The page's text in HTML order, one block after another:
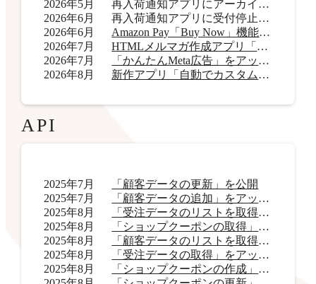
2026年5月
再入荷通知アプリにアーカイブ機能を追加
2026年6月
再入荷通知アプリに受付停止表示機能を追加
2026年6月
Amazon Pay「Buy Now」機能をアップデート
2026年7月
HTMLメルマガ作成アプリ「AI HTMLメールマガジン」リリース
2026年7月
「かんたんMeta広告」をアップデート
2026年8月
新作アプリ「自動でカスタムラベル君」リリース
API
2025年7月
「顧客データの更新」を公開
2025年7月
「顧客データの追加」をアップデート
2025年8月
「受注データのリストを取得」をアップデート
2025年8月
「ショップクーポンの取得」をアップデート
2025年8月
「顧客データのリストを取得」をアップデート
2025年8月
「受注データの取得」をアップデート
2025年8月
「ショップクーポンの作成」を公開